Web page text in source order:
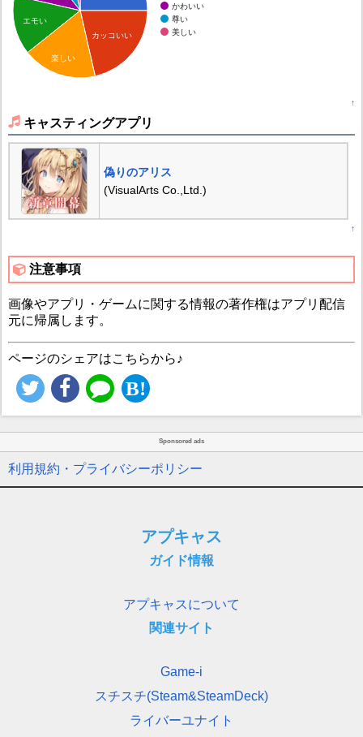
かわいい
尊い
美しい
カッコいい
エモい
楽しい
↑
キャスティングアプリ
偽りのアリス
(VisualArts Co.,Ltd.)
↑
注意事項
画像やアプリ・ゲームに関する情報の著作権はアプリ配信
元に帰属します。
ページのシェアはこちらから♪
Sponsored ads
利用規約・プライバシーポリシー
アプキャス
ガイド情報
アプキャスについて
関連サイト
Game-i
スチスチ(Steam&SteamDeck)
ライバーユナイト